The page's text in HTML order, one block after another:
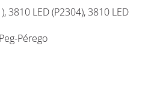
3810 LED (P2304), 3810 LED
Pérego